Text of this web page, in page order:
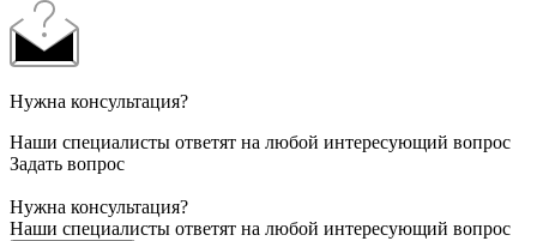
Нужна консультация?
Наши специалисты ответят на любой интересующий вопрос
Задать вопрос
Нужна консультация?
Наши специалисты ответят на любой интересующий вопрос